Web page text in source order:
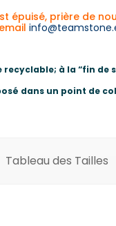
épuisé, prière de
email
recyclable; à la “fin de
dans un point de
Tableau des Tailles